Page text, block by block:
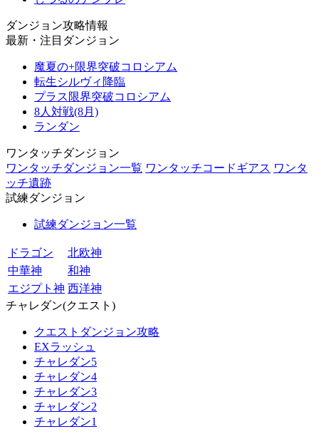
ダンジョン攻略情報
最新・注目ダンジョン
魔夏の+限界突破コロシアム
転生シルヴィ降臨
プラス限界突破コロシアム
8人対戦(8月)
ランダン
ワンタッチダンジョン
ワンタッチダンジョン一覧 ワンタッチコードギアス ワンタ
ッチ遺跡
試練ダンジョン
試練ダンジョン一覧
ドラゴン
北欧神
中華神
和神
エジプト神 西洋神
チャレダン(クエスト)
クエストダンジョン攻略
EXラッシュ
チャレダン5
チャレダン4
チャレダン3
チャレダン2
チャレダン1